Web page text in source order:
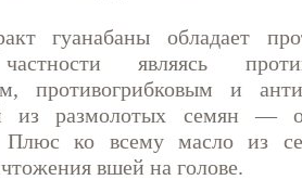
гуанабаны обладает
являясь
противогрибковым и
из размолотых семян —
Плюс ко всему масло из
вшей на голове.